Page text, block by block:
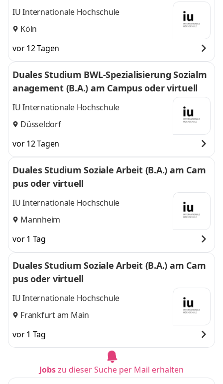
IU Internationale Hochschule
Köln
vor 12 Tagen
Duales Studium BWL-Spezialisierung Sozialm
anagement (B.A.) am Campus oder virtuell
IU Internationale Hochschule
Düsseldorf
vor 12 Tagen
Duales Studium Soziale Arbeit (B.A.) am Cam
pus oder virtuell
IU Internationale Hochschule
Mannheim
vor 1 Tag
Duales Studium Soziale Arbeit (B.A.) am Cam
pus oder virtuell
IU Internationale Hochschule
Frankfurt am Main
vor 1 Tag
Jobszu dieser Suche per Mail erhalten